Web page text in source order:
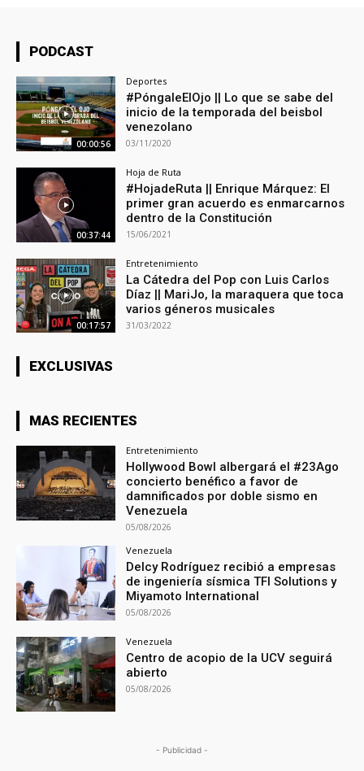
PODCAST
00:00:56
Deportes
#PóngaleElOjo || Lo que se sabe del
inicio de la temporada del beisbol
venezolano
03/11/2020
00:37:44
Hoja de Ruta
#HojadeRuta || Enrique Márquez: El
primer gran acuerdo es enmarcarnos
dentro de la Constitución
15/06/2021
00:17:57
Entretenimiento
La Cátedra del Pop con Luis Carlos
Díaz || MariJo, la maraquera que toca
varios géneros musicales
31/03/2022
EXCLUSIVAS
MAS RECIENTES
Entretenimiento
Hollywood Bowl albergará el #23Ago
concierto benéfico a favor de
damnificados por doble sismo en
Venezuela
05/08/2026
Venezuela
Delcy Rodríguez recibió a empresas
de ingeniería sísmica TFI Solutions y
Miyamoto International
05/08/2026
Venezuela
Centro de acopio de la UCV seguirá
abierto
05/08/2026
- Publicidad -